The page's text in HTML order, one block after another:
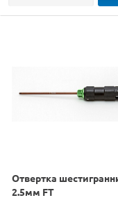
Отвертка
2.5мм FT